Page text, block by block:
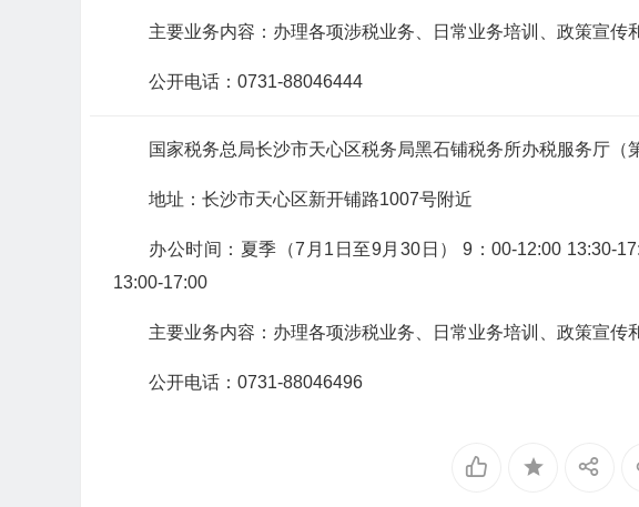
主要业务内容：办理各项涉税业务、日常业务培训、政策宣传
公开电话：0731-88046444
国家税务总局长沙市天心区税务局黑石铺税务所办税服务厅（
地址：长沙市天心区新开铺路1007号附近
办公时间：夏季（7月1日至9月30日） 9：00-12:00 13:30-
13:00-17:00
主要业务内容：办理各项涉税业务、日常业务培训、政策宣传
公开电话：0731-88046496